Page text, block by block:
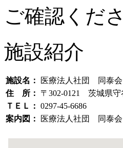
ご確認くだ
施設紹介
施設名：
医療法人社団 同泰
住 所：
〒302-0121 茨城県守
ＴＥＬ： 0297-45-6686
案内図：
医療法人社団 同泰